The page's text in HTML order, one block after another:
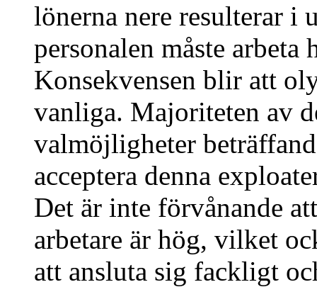
lönerna nere resulterar i
personalen måste arbeta
Konsekvensen blir att
vanliga. Majoriteten av
valmöjligheter
acceptera denna
Det är inte förvånande
arbetare är hög, vilket
att ansluta sig fackligt